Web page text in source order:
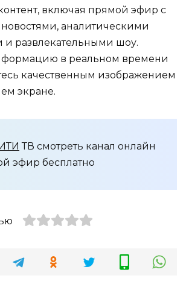
включая прямой эфир с
аналитическими
развлекательными шоу.
в реальном времени
качественным изображением
экране.
ТВ смотреть канал онлайн
эфир бесплатно